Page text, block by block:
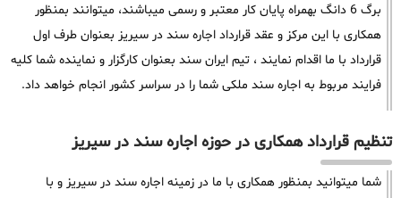
برگ 6 دانگ بهمراه پایان کار معتبر و رسمی میباشند، میتوانند بمنظور
همکاری با این مرکز و عقد قرارداد اجاره سند در سیریز بعنوان طرف اول
قرارداد با ما اقدام نمایند ، تیم ایران سند بعنوان کارگزار و نماینده شما کلیه
فرایند مربوط به اجاره سند ملکی شما را در سراسر کشور انجام خواهد داد.
تنظیم قرارداد همکاری در حوزه اجاره سند در سیریز
شما میتوانید بمنظور همکاری با ما در زمینه اجاره سند در سیریز و با